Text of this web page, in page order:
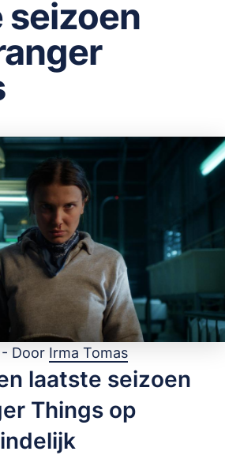
OPSLAAN
Door Irma Tomas
laatste seizoen
Things op